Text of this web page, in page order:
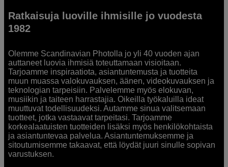
Ratkaisuja luoville ihmisille jo vuodesta
1982
Olemme Scandinavian Photolla jo yli 40 vuoden ajan
auttaneet luovia ihmisiä toteuttamaan visioitaan.
Tarjoamme inspiraatiota, asiantuntemusta ja tuotteita
muun muassa valokuvauksen, äänen, videokuvauksen ja
teknologian tarpeisiin. Palvelemme myös elokuvan,
musiikin ja taiteen harrastajia. Oikeilla työkaluilla ideat
muuttuvat todellisuudeksi. Autamme sinua valitsemaan
tuotteet, jotka vastaavat tarpeitasi. Tarjoamme
korkealaatuisten tuotteiden lisäksi myös henkilökohtaista
ja asiantuntevaa palvelua. Asiantuntemuksemme ja
sitoutumisemme takaavat, että löydät juuri sinulle sopivan
varustuksen.